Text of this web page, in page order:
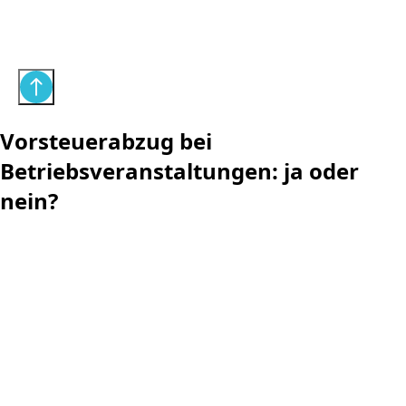
Vorsteuerabzug bei
Betriebsveranstaltungen: ja oder
nein?